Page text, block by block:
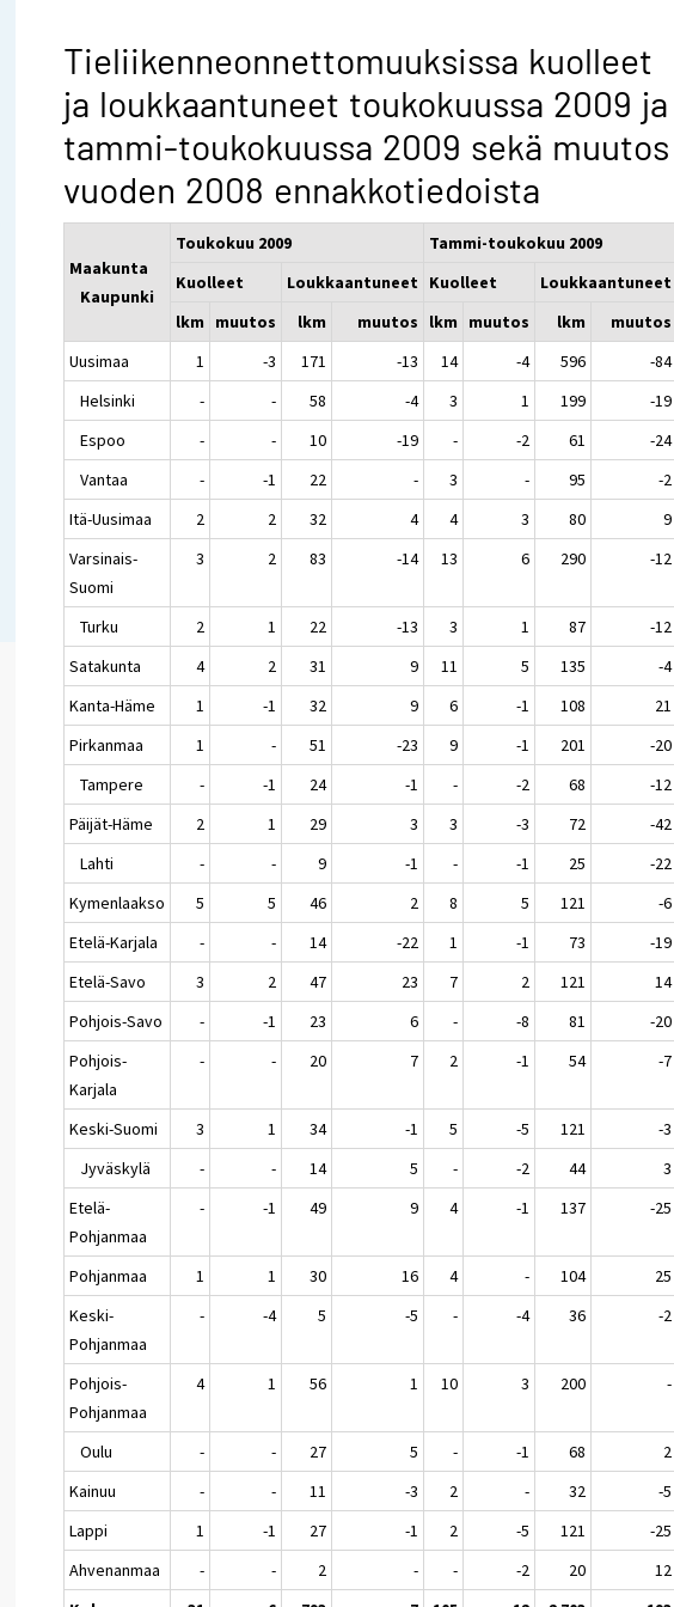
Tieliikenneonnettomuuksissa kuolleet
ja loukkaantuneet toukokuussa 2009 ja
tammi-toukokuussa 2009 sekä muutos
vuoden 2008 ennakkotiedoista
Maakunta
Kaupunki
Toukokuu 2009
Tammi-toukokuu 2009
Kuolleet
Loukkaantuneet Kuolleet
Loukkaantuneet
lkm
muutos lkm muutos lkm muutos lkm
muutos
Uusimaa
1 -3 171 -13 14 -4 596
-84
Helsinki
- - 58 -4 3 1 199
-19
Espoo
- - 10 -19 - -2 61
-24
Vantaa
- -1 22 - 3 - 95
-2
Itä-Uusimaa
2 2 32 4 4 3 80
9
Varsinais-
Suomi
3 2 83 -14 13 6 290 -12
Turku 2 1 22 -13 3 1 87
-12
Satakunta
4 2 31 9 11 5 135
-4
Kanta-Häme
1 -1 32 9 6 -1 108
21
Pirkanmaa
1 - 51 -23 9 -1 201
-20
Tampere
- -1 24 -1 - -2 68
-12
Päijät-Häme
2 1 29 3 3 -3 72
-42
Lahti
- - 9 -1 - -1 25
-22
Kymenlaakso
5 5 46 2 8 5 121
-6
Etelä-Karjala
- - 14 -22 1 -1 73
-19
Etelä-Savo
3 2 47 23 7 2 121
14
Pohjois-Savo
- -1 23 6 - -8 81
-20
Pohjois-
Karjala
- - 20 7 2 -1 54 -7
Keski-Suomi 3 1 34 -1 5 -5 121
-3
Jyväskylä
- - 14 5 - -2 44
3
Etelä-
Pohjanmaa
- -1 49 9 4 -1 137 -25
Pohjanmaa 1 1 30 16 4 - 104
25
Keski-
Pohjanmaa
- -4 5 -5 - -4 36 -2
Pohjois-
Pohjanmaa
4 1 56 1 10 3 200 -
Oulu - - 27 5 - -1 68
2
Kainuu
- - 11 -3 2 - 32
-5
Lappi
1 -1 27 -1 2 -5 121
-25
Ahvenanmaa
- - 2 - - -2 20
12